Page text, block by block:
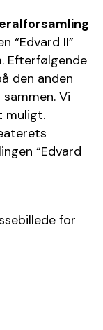
“Edvard II”
Efterfølgende
den anden
Vi
muligt.
“Edvard
for